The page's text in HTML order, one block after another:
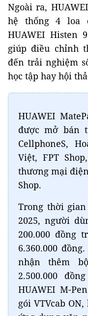
Ngoài ra,
hệ thống 4 loa
HUAWEI Histen
giúp điều chỉnh
đến trải nghiệm
học tập hay hội
HUAWEI
được mở bán
CellphoneS,
Việt, FPT
thương mại
Shop.
Trong thời
2025, người
200.000 đồng
6.360.000
nhận thêm
2.500.000
HUAWEI M-
gói VTVcab